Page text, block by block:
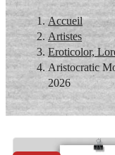
Accueil
Artistes
Eroticolor,
Aristocratic
2026